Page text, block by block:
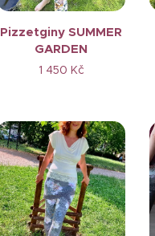
Pizzetginy SUMMER
GARDEN
1 450 Kč